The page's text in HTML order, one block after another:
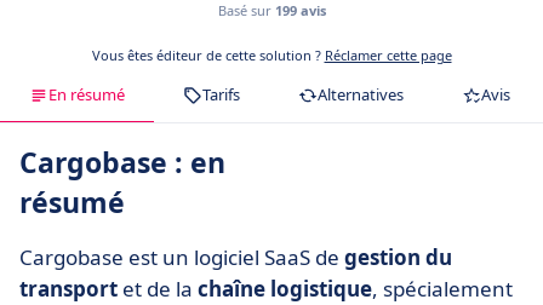
Basé sur 199 avis
Vous êtes éditeur de cette solution ? Réclamer cette page
En résumé Tarifs Alternatives Avis
Cargobase : en
résumé
Cargobase est un logiciel SaaS de gestion du
transport et de la chaîne logistique, spécialement